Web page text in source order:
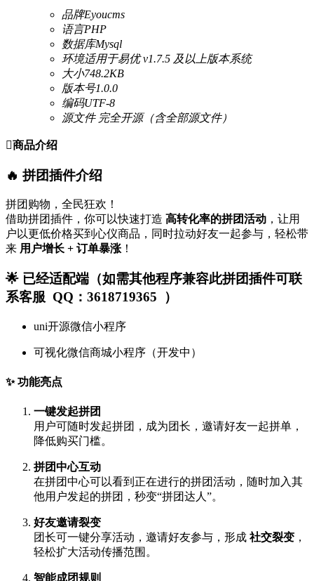
品牌Eyoucms
语言PHP
数据库Mysql
环境适用于易优 v1.7.5 及以上版本系统
大小748.2KB
版本号1.0.0
编码UTF-8
源文件完全开源（含全部源文件）
商品介绍
🔥 拼团插件介绍
拼团购物，全民狂欢！
借助拼团插件，你可以快速打造 高转化率的拼团活动 ，让用
户以更低价格买到心仪商品，同时拉动好友一起参与，轻松带
来 用户增长 + 订单暴涨 ！
🌟 已经适配端（如需其他程序兼容此拼团插件可联
系客服 QQ：3618719365 ）
uni开源微信小程序
可视化微信商城小程序（开发中）
✨ 功能亮点
一键发起拼团
用户可随时发起拼团，成为团长，邀请好友一起拼单，
降低购买门槛。
拼团中心互动
在拼团中心可以看到正在进行的拼团活动，随时加入其
他用户发起的拼团，秒变“拼团达人”。
好友邀请裂变
团长可一键分享活动，邀请好友参与，形成 社交裂变 ，
轻松扩大活动传播范围。
智能成团规则